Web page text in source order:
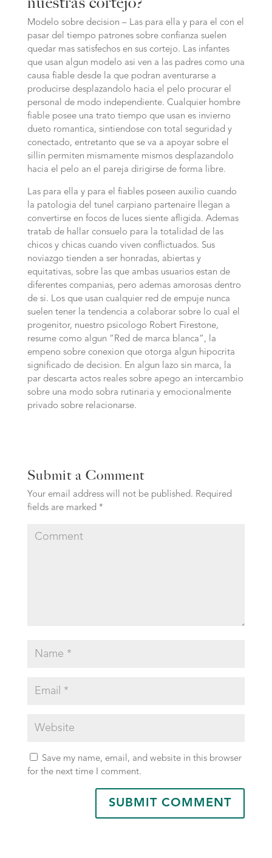
Modelo sobre decision – Las para ella y para el con el
pasar del tiempo patrones sobre confianza suelen
quedar mas satisfechos en sus cortejo. Las infantes
que usan algun modelo asi ven a las padres como una
causa fiable desde la que podran aventurarse a
producirse desplazandolo hacia el pelo procurar el
personal de modo independiente. Cualquier hombre
fiable posee una trato tiempo que usan es invierno
dueto romantica, sintiendose con total seguridad y
conectado, entretanto que se va a apoyar sobre el
silli­n permiten mismamente mismos desplazandolo
hacia el pelo an el pareja dirigirse de forma libre.
Las para ella y para el fiables poseen auxilio cuando
la patologi­a del tunel carpiano partenaire llegan a
convertirse en focos de luces siente afligida. Ademas
tratab de hallar consuelo para la totalidad de las
chicos y chicas cuando viven conflictuados. Sus
noviazgo tienden a ser honradas, abiertas y
equitativas, sobre las que ambas usuarios estan de
diferentes companias, pero ademas amorosas dentro
de si. Los que usan cualquier red de empuje nunca
suelen tener la tendencia a colaborar sobre lo cual el
progenitor, nuestro psicologo Robert Firestone,
resume como algun “Red de marca blanca”, la
empeno sobre conexion que otorga algun hipocrita
significado de decision. En algun lazo sin marca, la
par descarta actos reales sobre apego an intercambio
sobre una modo sobra rutinaria y emocionalmente
privado sobre relacionarse.
Submit a Comment
Your email address will not be published. Required
fields are marked *
Save my name, email, and website in this browser
for the next time I comment.